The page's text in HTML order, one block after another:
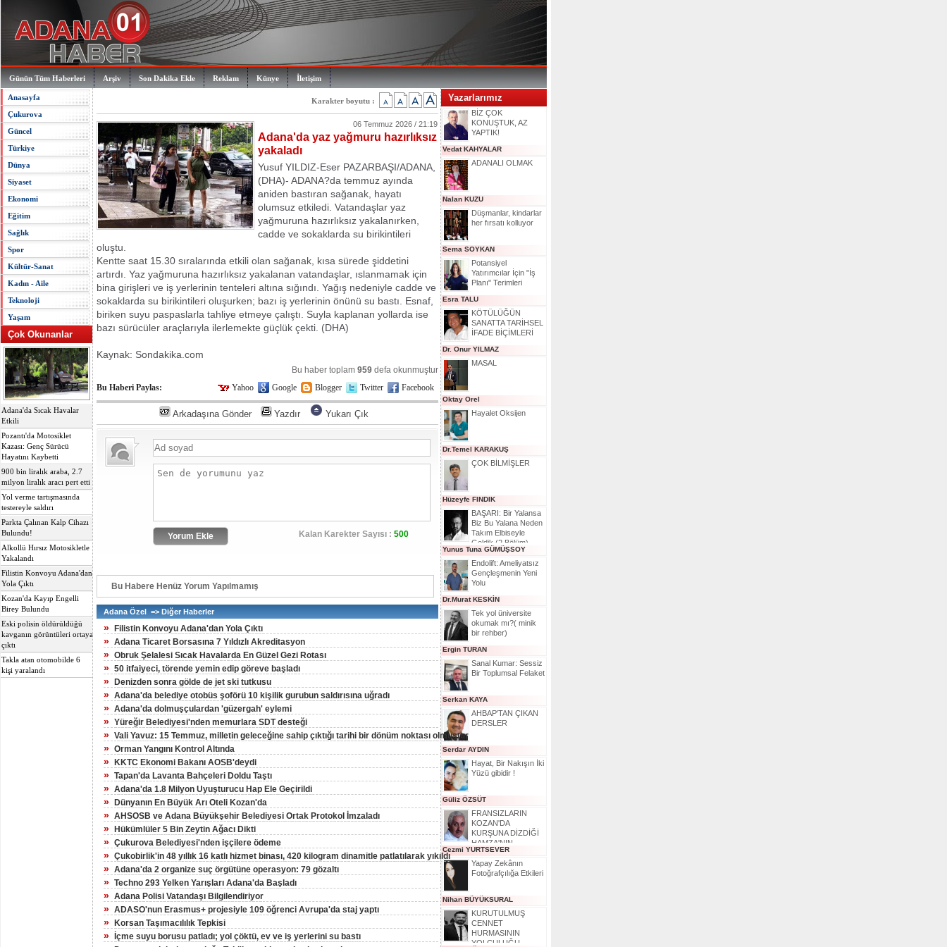
Günün Tüm Haberleri Arşiv Son Dakika Ekle Reklam Künye İletişim
Anasayfa
Çukurova
Güncel
Türkiye
Dünya
Siyaset
Ekonomi
Eğitim
Sağlık
Spor
Kültür-Sanat
Kadın - Aile
Teknoloji
Yaşam
Çok Okunanlar
Adana'da Sıcak Havalar
Etkili
Pozantı'da Motosiklet
Kazası: Genç Sürücü
Hayatını Kaybetti
900 bin liralık araba, 2.7
milyon liralık aracı pert etti
Yol verme tartışmasında
testereyle saldırı
Parkta Çalınan Kalp Cihazı
Bulundu!
Alkollü Hırsız Motosikletle
Yakalandı
Filistin Konvoyu Adana'dan
Yola Çıktı
Kozan'da Kayıp Engelli
Birey Bulundu
Eski polisin öldürüldüğü
kavganın görüntüleri ortaya
çıktı
Takla atan otomobilde 6
kişi yaralandı
Karakter boyutu :
06 Temmuz 2026 / 21:19
Adana'da yaz yağmuru hazırlıksız
yakaladı
Yusuf YILDIZ-Eser PAZARBAŞI/ADANA,
(DHA)- ADANA?da temmuz ayında
aniden bastıran sağanak, hayatı
olumsuz etkiledi. Vatandaşlar yaz
yağmuruna hazırlıksız yakalanırken,
cadde ve sokaklarda su birikintileri
oluştu.
Kentte saat 15.30 sıralarında etkili olan sağanak, kısa sürede şiddetini
artırdı. Yaz yağmuruna hazırlıksız yakalanan vatandaşlar, ıslanmamak için
bina girişleri ve iş yerlerinin tenteleri altına sığındı. Yağış nedeniyle cadde ve
sokaklarda su birikintileri oluşurken; bazı iş yerlerinin önünü su bastı. Esnaf,
biriken suyu paspaslarla tahliye etmeye çalıştı. Suyla kaplanan yollarda ise
bazı sürücüler araçlarıyla ilerlemekte güçlük çekti. (DHA)
Kaynak: Sondakika.com
Bu haber toplam 959 defa okunmuştur
Bu Haberi Paylas:
Yahoo Google Blogger Twitter Facebook
Arkadaşına Gönder Yazdır Yukarı Çık
Kalan Karekter Sayısı : 500
Bu Habere Henüz Yorum Yapılmamış
Adana Özel => Diğer Haberler
» Filistin Konvoyu Adana'dan Yola Çıktı
» Adana Ticaret Borsasına 7 Yıldızlı Akreditasyon
» Obruk Şelalesi Sıcak Havalarda En Güzel Gezi Rotası
» 50 itfaiyeci, törende yemin edip göreve başladı
» Denizden sonra gölde de jet ski tutkusu
» Adana'da belediye otobüs şoförü 10 kişilik gurubun saldırısına uğradı
» Adana'da dolmuşçulardan 'güzergah' eylemi
» Yüreğir Belediyesi'nden memurlara SDT desteği
» Vali Yavuz: 15 Temmuz, milletin geleceğine sahip çıktığı tarihi bir dönüm noktası olmuştur
» Orman Yangını Kontrol Altında
» KKTC Ekonomi Bakanı AOSB'deydi
» Tapan'da Lavanta Bahçeleri Doldu Taştı
» Adana'da 1.8 Milyon Uyuşturucu Hap Ele Geçirildi
» Dünyanın En Büyük Arı Oteli Kozan'da
» AHSOSB ve Adana Büyükşehir Belediyesi Ortak Protokol İmzaladı
» Hükümlüler 5 Bin Zeytin Ağacı Dikti
» Çukurova Belediyesi'nden işçilere ödeme
» Çukobirlik'in 48 yıllık 16 katlı hizmet binası, 420 kilogram dinamitle patlatılarak yıkıldı
» Adana'da 2 organize suç örgütüne operasyon: 79 gözaltı
» Techno 293 Yelken Yarışları Adana'da Başladı
» Adana Polisi Vatandaşı Bilgilendiriyor
» ADASO'nun Erasmus+ projesiyle 109 öğrenci Avrupa'da staj yaptı
» Korsan Taşımacılılık Tepkisi
» İçme suyu borusu patladı; yol çöktü, ev ve iş yerlerini su bastı
Yazarlarımız
BİZ ÇOK
KONUŞTUK, AZ
YAPTIK!
Vedat KAHYALAR
ADANALI OLMAK
Nalan KUZU
Düşmanlar, kindarlar
her fırsatı kolluyor
Sema SOYKAN
Potansiyel
Yatırımcılar İçin "İş
Planı" Terimleri
Esra TALU
KÖTÜLÜĞÜN
SANATTA TARİHSEL
İFADE BİÇİMLERİ
Dr. Onur YILMAZ
MASAL
Oktay Orel
Hayalet Oksijen
Dr.Temel KARAKUŞ
ÇOK BİLMİŞLER
Hüzeyfe FINDIK
BAŞARI: Bir Yalansa
Biz Bu Yalana Neden
Takım Elbiseyle
Geldik (2.Bölüm)
Yunus Tuna GÜMÜŞSOY
Endolift: Ameliyatsız
Gençleşmenin Yeni
Yolu
Dr.Murat KESKİN
Tek yol üniversite
okumak mı?( minik
bir rehber)
Ergin TURAN
Sanal Kumar: Sessiz
Bir Toplumsal Felaket
Serkan KAYA
AHBAP'TAN ÇIKAN
DERSLER
Serdar AYDIN
Hayat, Bir Nakışın İki
Yüzü gibidir !
Güliz ÖZSÜT
FRANSIZLARIN
KOZAN'DA
KURŞUNA DİZDİĞİ
HAMZA'NIN
HİKAYESİ
Cezmi YURTSEVER
Yapay Zekânın
Fotoğrafçılığa Etkileri
Nihan BÜYÜKSURAL
KURUTULMUŞ
CENNET
HURMASININ
YOLCULUĞU